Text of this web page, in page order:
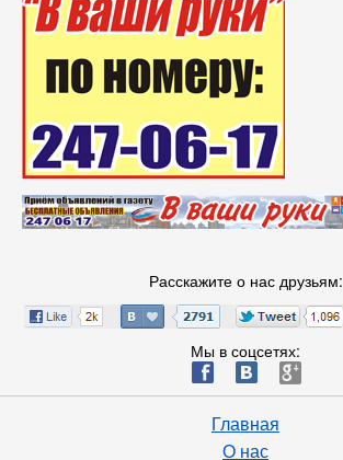
Расскажите о нас друзьям:
Мы в соцсетях:
ä æ è
Главная
О нас